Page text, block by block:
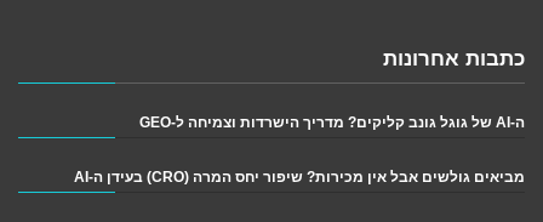
כתבות אחרונות
ה-AI של גוגל גונב קליקים? מדריך הישרדות וצמיחה ל-GEO
מביאים גולשים אבל אין מכירות? שיפור יחס המרה (CRO) בעידן ה-AI